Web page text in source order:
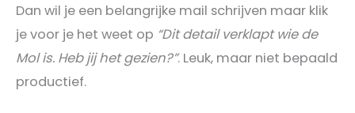
Dan wil je een belangrijke mail schrijven maar klik
je voor je het weet op “Dit detail verklapt wie de
Mol is. Heb jij het gezien?”. Leuk, maar niet bepaald
productief.